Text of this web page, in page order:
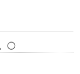
◯